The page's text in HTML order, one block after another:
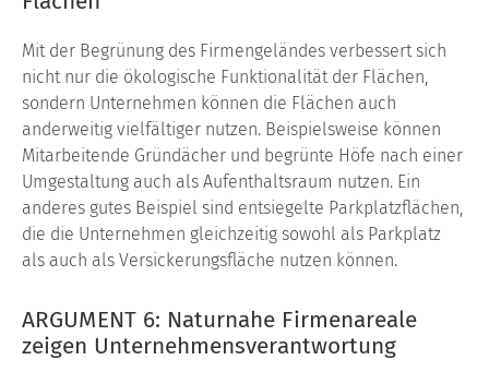
Mit der Begrünung des Firmengeländes verbessert sich
nicht nur die ökologische Funktionalität der Flächen,
sondern Unternehmen können die Flächen auch
anderweitig vielfälti­ger nutzen. Beispielsweise können
Mitarbeitende Gründächer und begrünte Höfe nach einer
Umgestaltung auch als Aufent­haltsraum nutzen. Ein
anderes gutes Beispiel sind entsiegelte Parkplatzflächen,
die die Unternehmen gleichzeitig sowohl als Parkplatz
als auch als Versickerungsfläche nutzen können.
ARGUMENT 6: Naturnahe Firmenareale
zeigen Unternehmensverantwortung